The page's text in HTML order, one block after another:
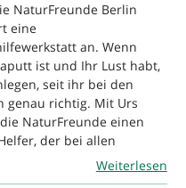
NaturFreunde Berlin
eine
an. Wenn
ist und Ihr Lust habt,
seit ihr bei den
genau richtig. Mit Urs
NaturFreunde einen
der bei allen
Weiterlesen